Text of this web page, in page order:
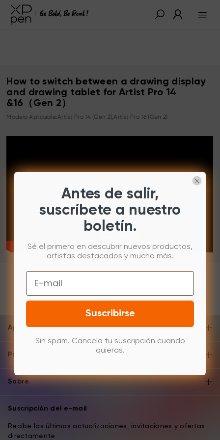
How to switch between a drawing display
and drawing tablet for Artist Pro 14
&16（Gen 2）
Modelo Aplicable:Artist Pro 14 (Gen 2),Artist Pro 16 (Gen 2)
Apoyo y ayuda
Productos
Sobre
Suscripción del e-mail
Recibe las últimas actualizaciones, invitaciones y ofertas
directamente
Antes de salir,
suscríbete a nuestro
boletín.
Sé el primero en descubrir nuevos productos,
artistas destacados y mucho más.
Email
Suscribirse
Sin spam. Cancela tu suscripción cuando
quieras.